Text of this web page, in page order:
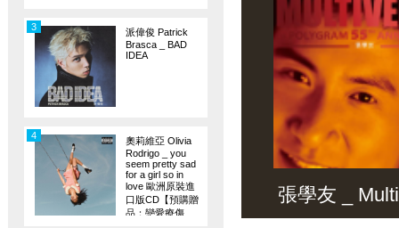
派偉俊 Patrick
Brasca _ BAD
IDEA
3
奧莉維亞 Olivia
Rodrigo _ you
seem pretty sad
for a girl so in
love 歐洲原裝進
口版CD【預購贈
品：戀愛療傷
4
張學友 _